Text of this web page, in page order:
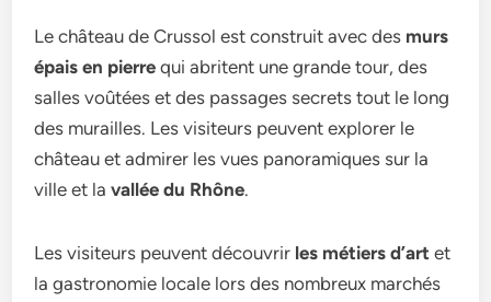
Le château de Crussol est construit avec des murs
épais en pierre qui abritent une grande tour, des
salles voûtées et des passages secrets tout le long
des murailles. Les visiteurs peuvent explorer le
château et admirer les vues panoramiques sur la
ville et lavallée du Rhône.
Les visiteurs peuvent découvrir les métiers d’art et
la gastronomie locale lors des nombreux marchés